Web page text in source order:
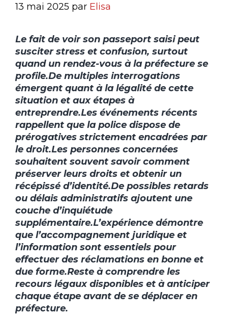
13 mai 2025 par Elisa
Le fait de voir son passeport saisi peut
susciter stress et confusion, surtout
quand un rendez-vous à la préfecture se
profile.De multiples interrogations
émergent quant à la légalité de cette
situation et aux étapes à
entreprendre.Les événements récents
rappellent que la police dispose de
prérogatives strictement encadrées par
le droit.Les personnes concernées
souhaitent souvent savoir comment
préserver leurs droits et obtenir un
récépissé d’identité.De possibles retards
ou délais administratifs ajoutent une
couche d’inquiétude
supplémentaire.L’expérience démontre
que l’accompagnement juridique et
l’information sont essentiels pour
effectuer des réclamations en bonne et
due forme.Reste à comprendre les
recours légaux disponibles et à anticiper
chaque étape avant de se déplacer en
préfecture.